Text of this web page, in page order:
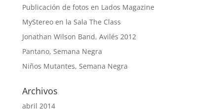
Publicación de fotos en Lados Magazine
MyStereo en la Sala The Class
Jonathan Wilson Band, Avilés 2012
Pantano, Semana Negra
Niños Mutantes, Semana Negra
Archivos
abril 2014